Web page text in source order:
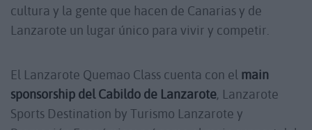
cultura y la gente que hacen de Canarias y de
Lanzarote un lugar único para vivir y competir.
El Lanzarote Quemao Class cuenta con el main
sponsorship del Cabildo de Lanzarote, Lanzarote
Sports Destination by Turismo Lanzarote y